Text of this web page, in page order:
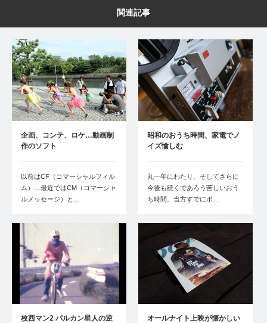
関連記事
企画、コンテ、ロケ…動画制
作のソフト
以前はCF（コマーシャルフィル
ム）…最近ではCM（コマーシャ
ルメッセージ）と…
昭和のおうち時間、家電でノ
イズ愉しむ
丸一年にわたり、そしてさらに
今後も続くであろう苦しいおう
ち時間。当方すでにポ…
枚西マン2 パルカン星人の逆
オールナイト上映が懐かしい